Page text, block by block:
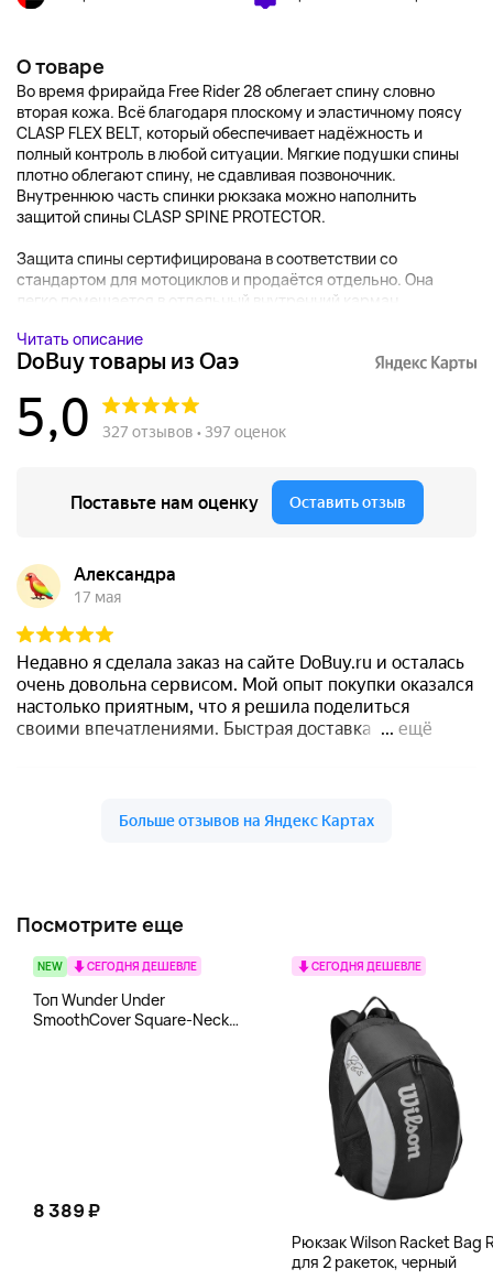
О товаре
Во время фрирайда Free Rider 28 облегает спину словно
вторая кожа. Всё благодаря плоскому и эластичному поясу
CLASP FLEX BELT, который обеспечивает надёжность и
полный контроль в любой ситуации. Мягкие подушки спины
плотно облегают спину, не сдавливая позвоночник.
Внутреннюю часть спинки рюкзака можно наполнить
защитой спины CLASP SPINE PROTECTOR.
Защита спины сертифицирована в соответствии со
стандартом для мотоциклов и продаётся отдельно. Она
легко помещается в отдельный внутренний карман....
Читать описание
Посмотрите еще
NEW СЕГОДНЯ ДЕШЕВЛЕ
Топ Wunder Under
SmoothCover Square-Neck
8 389 ₽
СЕГОДНЯ ДЕШЕВЛЕ
Рюкзак Wilson Racket Bag
для 2 ракеток, черный